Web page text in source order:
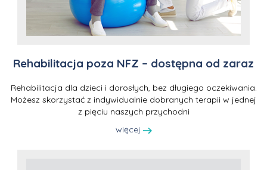
Rehabilitacja poza NFZ – dostępna od zaraz
Rehabilitacja dla dzieci i dorosłych, bez długiego oczekiwania.
Możesz skorzystać z indywidualnie dobranych terapii w jednej
z pięciu naszych przychodni
więcej